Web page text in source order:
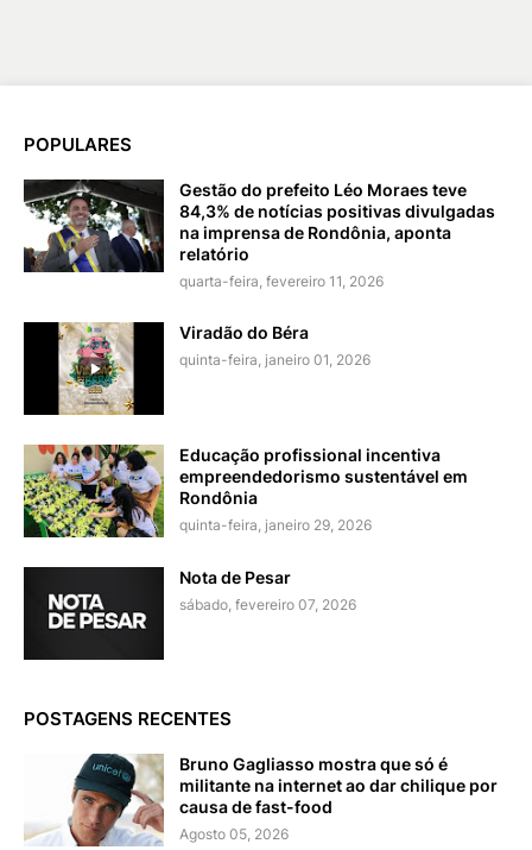
POPULARES
Gestão do prefeito Léo Moraes teve
84,3% de notícias positivas divulgadas
na imprensa de Rondônia, aponta
relatório
quarta-feira, fevereiro 11, 2026
Viradão do Béra
quinta-feira, janeiro 01, 2026
Educação profissional incentiva
empreendedorismo sustentável em
Rondônia
quinta-feira, janeiro 29, 2026
Nota de Pesar
sábado, fevereiro 07, 2026
POSTAGENS RECENTES
Bruno Gagliasso mostra que só é
militante na internet ao dar chilique por
causa de fast-food
Agosto 05, 2026